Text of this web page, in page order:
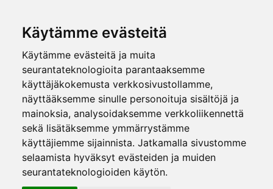
Käytämme evästeitä
Käytämme evästeitä ja muita
seurantateknologioita parantaaksemme
käyttäjäkokemusta verkkosivustollamme,
näyttääksemme sinulle personoituja sisältöjä ja
mainoksia, analysoidaksemme verkkoliikennettä
sekä lisätäksemme ymmärrystämme
käyttäjiemme sijainnista. Jatkamalla sivustomme
selaamista hyväksyt evästeiden ja muiden
seurantateknologioiden käytön.